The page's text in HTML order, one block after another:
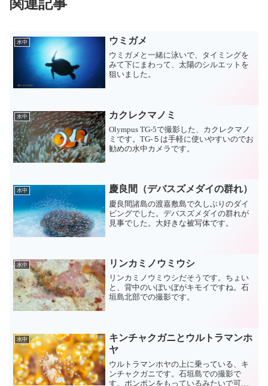
関連記事
水中 ウミガメ
ウミガメと一緒に泳いで、タイミングを
みて下にまわって、太陽のシルエットを
狙いました。
水中 カクレクマノミ
Olympus TG-5で撮影した、カクレクマノ
ミです。TG-５は手軽に使いやすいのでお
勧めの水中カメラです。
水中 慶良間（デバスズメダイの群れ）
慶良間諸島の渡嘉敷島で久しぶりのダイ
ビングでした。デバスズメダイの群れが
見事でした。大好きな被写体です。
水中 リンカミノウミウシ
リンカミノウミウシだそうです。ちょい
と、背中のいぼいぼがキモイですね。石
垣島北部での撮影です。
水中
キンチャクガニとウルトラマンホ
ヤ
ウルトラマンホヤの上に乗っている、キ
ンチャクガニです。石垣島での撮影で
す。ポンポンをもっているみたいで可愛